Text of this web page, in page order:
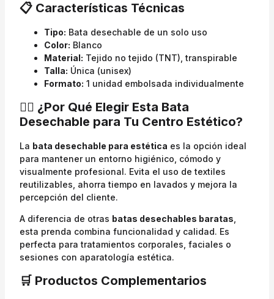
📋 Características Técnicas
Tipo: Bata desechable de un solo uso
Color: Blanco
Material: Tejido no tejido (TNT), transpirable
Talla: Única (unisex)
Formato: 1 unidad embolsada individualmente
💆‍♀️ ¿Por Qué Elegir Esta Bata
Desechable para Tu Centro Estético?
La bata desechable para estética es la opción ideal
para mantener un entorno higiénico, cómodo y
visualmente profesional. Evita el uso de textiles
reutilizables, ahorra tiempo en lavados y mejora la
percepción del cliente.
A diferencia de otras batas desechables baratas
esta prenda combina funcionalidad y calidad. Es
perfecta para tratamientos corporales, faciales o
sesiones con aparatología estética.
🛒 Productos Complementarios